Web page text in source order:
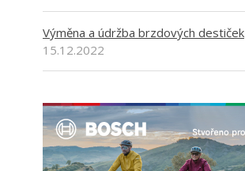
Výměna a údržba brzdových destiček
15.12.2022